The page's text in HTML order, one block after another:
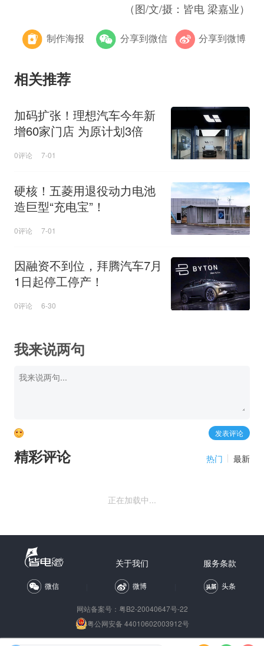
（图/文/摄：皆电 梁嘉业）
制作海报 分享到微信 分享到微博
相关推荐
加码扩张！理想汽车今年新
增60家门店 为原计划3倍
0评论 7-01
硬核！五菱用退役动力电池
造巨型“充电宝”！
0评论 7-01
因融资不到位，拜腾汽车7月
1日起停工停产！
0评论 6-30
我来说两句
精彩评论 热门 最新
正在加载中...
关于我们 服务条款
微信 微博 头条
网站备案号： 粤B2-20040647号-22
粤公网安备 44010602003912号